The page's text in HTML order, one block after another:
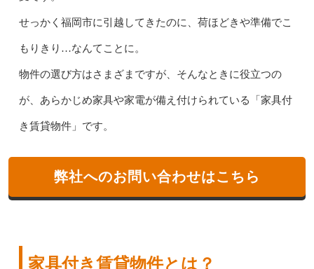
せっかく福岡市に引越してきたのに、荷ほどきや準備でこ
もりきり…なんてことに。
物件の選び方はさまざまですが、そんなときに役立つの
が、あらかじめ家具や家電が備え付けられている「家具付
き賃貸物件」です。
弊社へのお問い合わせはこちら
家具付き賃貸物件とは？